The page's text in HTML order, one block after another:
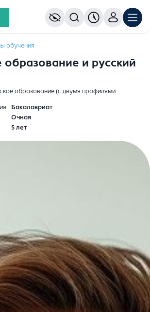
обучения
образование и русский
образование (с двумя профилями
Бакалавриат
Очная
5 лет